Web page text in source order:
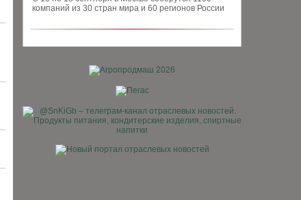
компаний из 30 стран мира и 60 регионов России